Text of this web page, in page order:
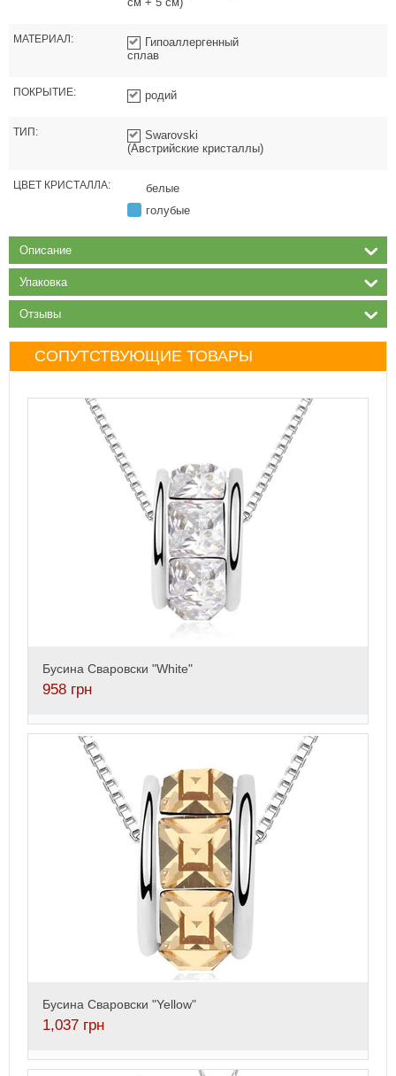
МАТЕРИАЛ:
Гипоаллергенный
сплав
ПОКРЫТИЕ: родий
ТИП:
Swarovski
(Австрийские кристаллы)
ЦВЕТ КРИСТАЛЛА:
белые
голубые
Описание
Упаковка
Отзывы
СОПУТСТВУЮЩИЕ ТОВАРЫ
Бусина Сваровски "White"
958 грн
Бусина Сваровски "Yellow"
1,037 грн